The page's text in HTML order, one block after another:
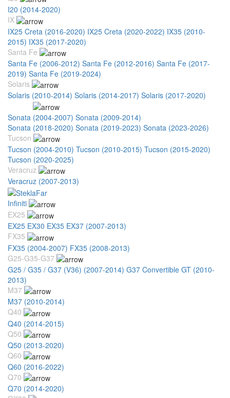
I20 (2014-2020)
IX
IX25 Creta (2016-2020) IX25 Creta (2020-2022) IX35 (2010-
2015) IX35 (2017-2020)
Santa Fe
Santa Fe (2006-2012) Santa Fe (2012-2016) Santa Fe (2017-
2019) Santa Fe (2019-2024)
Solaris
Solaris (2010-2014) Solaris (2014-2017) Solaris (2017-2020)
Sonata (2004-2007) Sonata (2009-2014)
Sonata (2018-2020) Sonata (2019-2023) Sonata (2023-2026)
Tucson
Tucson (2004-2010) Tucson (2010-2015) Tucson (2015-2020)
Tucson (2020-2025)
Veracruz
Veracruz (2007-2013)
Infiniti
EX25
EX25 EX30 EX35 EX37 (2007-2013)
FX35
FX35 (2004-2007) FX35 (2008-2013)
G25-G35-G37
G25 / G35 / G37 (V36) (2007-2014) G37 Convertible GT (2010-
2013)
M37
M37 (2010-2014)
Q40
Q40 (2014-2015)
Q50
Q50 (2013-2020)
Q60
Q60 (2016-2022)
Q70
Q70 (2014-2020)